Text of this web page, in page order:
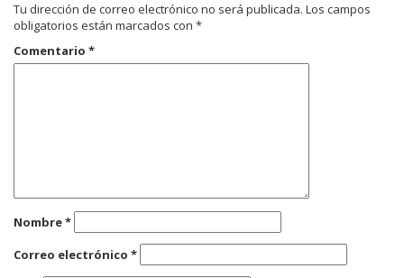
Tu dirección de correo electrónico no será publicada. Los campos
obligatorios están marcados con *
Comentario *
Nombre*
Correo electrónico *